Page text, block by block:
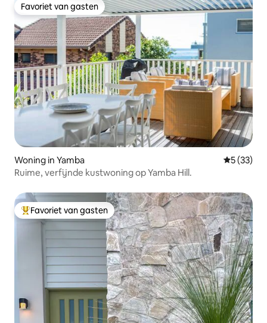
Favoriet van gasten
Favoriet van gasten
Woning in Yamba
5 (33)
Ruime, verfijnde kustwoning op Yamba Hill.
Topfavoriet van gasten
Favoriet van gasten